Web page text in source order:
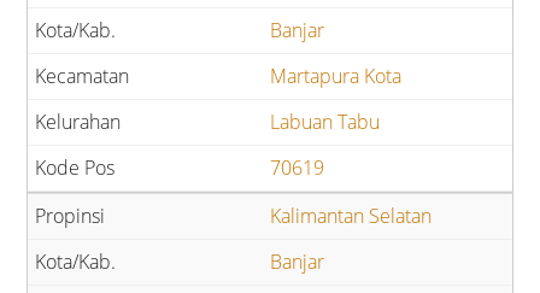
Banjar
Martapura Kota
Labuan Tabu
70619
Kalimantan Selatan
Banjar